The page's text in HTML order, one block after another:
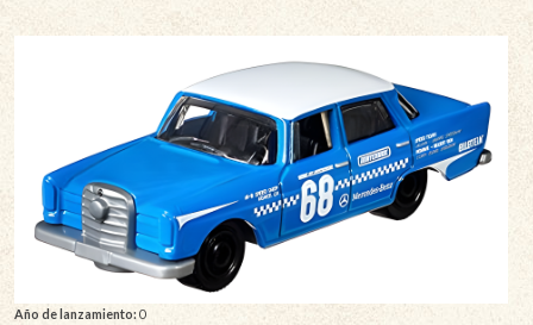
Año de lanzamiento: 0